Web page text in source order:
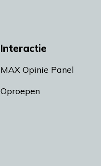
Interactie
MAX Opinie Panel
Oproepen